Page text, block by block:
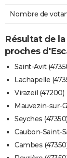
Nombre de
Résultat de
proches
Saint-Avit
Lachapelle
Virazeil (47200)
Mauvezin-sur-
Seyches (47350)
Caubon-Saint-
Cambes